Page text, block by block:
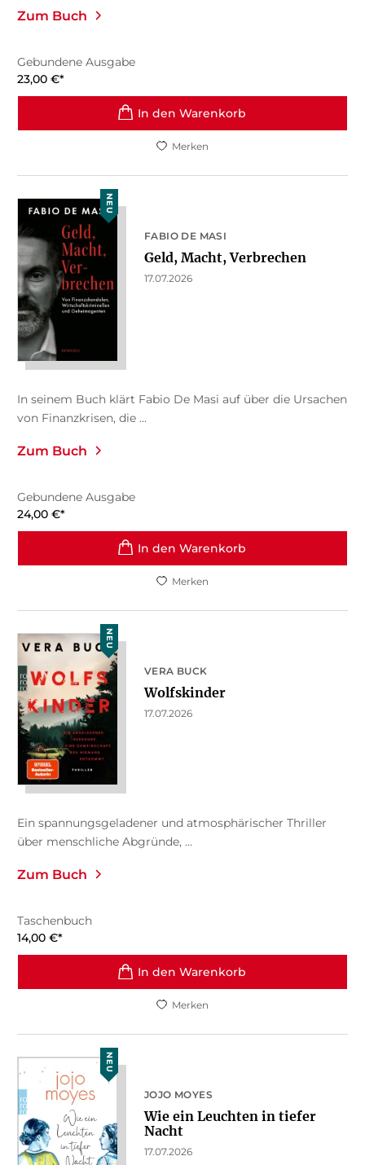
Zum Buch
Gebundene Ausgabe
23,00 €*
In den Warenkorb
Merken
NEU
FABIO DE MASI
Geld, Macht, Verbrechen
17.07.2026
In seinem Buch klärt Fabio De Masi auf über die Ursachen
von Finanzkrisen, die ...
Zum Buch
Gebundene Ausgabe
24,00 €*
In den Warenkorb
Merken
NEU
VERA BUCK
Wolfskinder
17.07.2026
Ein spannungsgeladener und atmosphärischer Thriller
über menschliche Abgründe, ...
Zum Buch
Taschenbuch
14,00 €*
In den Warenkorb
Merken
NEU
JOJO MOYES
Wie ein Leuchten in tiefer
Nacht
17.07.2026